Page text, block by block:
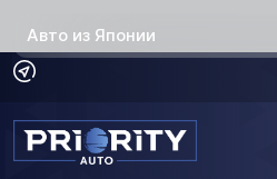
Авто из Японии